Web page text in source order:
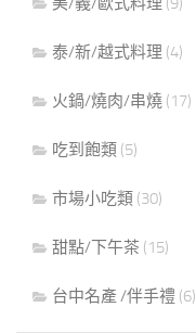
泰/新/越式料理 (4)
火鍋/燒肉/串燒 (17)
吃到飽類 (5)
市場小吃類 (30)
甜點/下午茶 (15)
台中名產 /伴手禮 (6)